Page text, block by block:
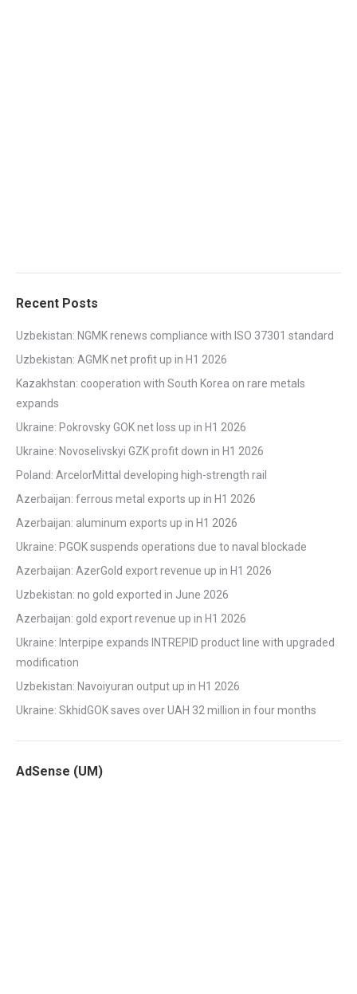
Recent Posts
Uzbekistan: NGMK renews compliance with ISO 37301 standard
Uzbekistan: AGMK net profit up in H1 2026
Kazakhstan: cooperation with South Korea on rare metals
expands
Ukraine: Pokrovsky GOK net loss up in H1 2026
Ukraine: Novoselivskyi GZK profit down in H1 2026
Poland: ArcelorMittal developing high-strength rail
Azerbaijan: ferrous metal exports up in H1 2026
Azerbaijan: aluminum exports up in H1 2026
Ukraine: PGOK suspends operations due to naval blockade
Azerbaijan: AzerGold export revenue up in H1 2026
Uzbekistan: no gold exported in June 2026
Azerbaijan: gold export revenue up in H1 2026
Ukraine: Interpipe expands INTREPID product line with upgraded
modification
Uzbekistan: Navoiyuran output up in H1 2026
Ukraine: SkhidGOK saves over UAH 32 million in four months
AdSense (UM)